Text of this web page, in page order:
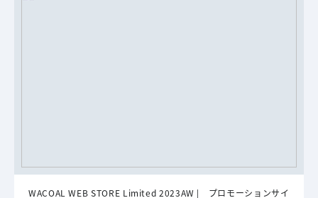
WACOAL WEB STORE Limited 2023AW | プロモーションサイ